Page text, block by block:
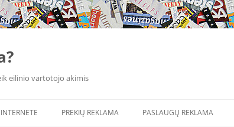
eilinio vartotojo akimis
prie
PREKIŲ REKLAMA PASLAUGŲ REKLAMA